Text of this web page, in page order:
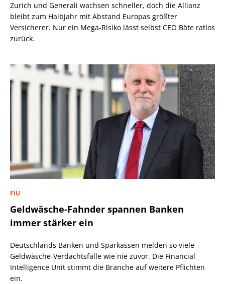
Zurich und Generali wachsen schneller, doch die Allianz
bleibt zum Halbjahr mit Abstand Europas größter
Versicherer. Nur ein Mega-Risiko lässt selbst CEO Bäte ratlos
zurück.
FIU
Geldwäsche-Fahnder spannen Banken
immer stärker ein
Deutschlands Banken und Sparkassen melden so viele
Geldwäsche-Verdachtsfälle wie nie zuvor. Die Financial
Intelligence Unit stimmt die Branche auf weitere Pflichten
ein.